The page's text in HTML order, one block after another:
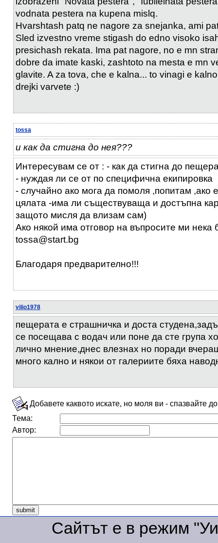
vodnata pestera na kupena mislq.
Hvarshtash patq ne nagore za snejanka, ami
Sled izvestno vreme stigash do edno visoko
presichash rekata. Ima pat nagore, no e mn
dobre da imate kaski, zashtoto na mesta e mn
glavite. A za tova, che e kalna... to vinagi e
drejki varvete :)
tossa
и как да стигна до нея???
Интересувам се от : - как да стигна до
- нуждая ли се от по специфична екипировка
- случайно ако мога да помоля ,попитам ,ако
цялата -има ли съществуваща и достъпна
защото мисля да влизам сам)
Ако някой има отговор на въпросите ми нека
tossa@start.bg
Благодаря предварително!!!
vilio1978
пещерата е страшничка и доста
се посещава с водач или поне да сте група
лично мнение,днес влезнах но поради
много кално и някои от галериите бяха
Добавете каквото искате, но моля ви - спазвайте
Тема:
Автор:
Сайтът е в режим